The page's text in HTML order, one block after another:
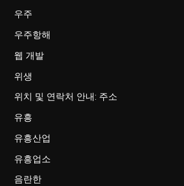
우주
우주항해
웹 개발
위생
위치 및 연락처 안내: 주소
유흥
유흥산업
유흥업소
음란한